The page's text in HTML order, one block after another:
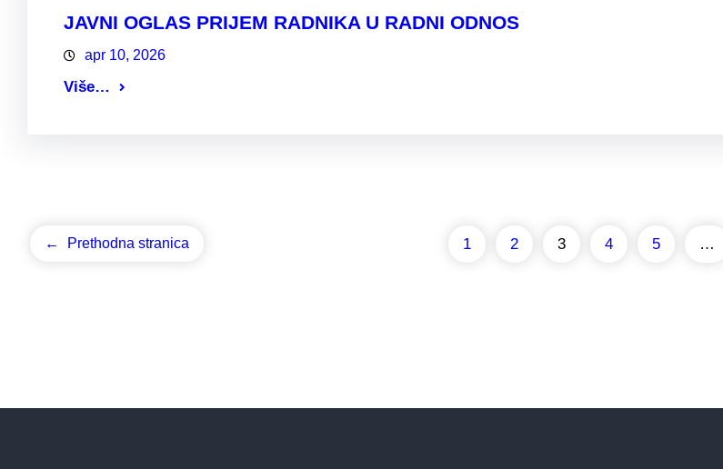
JAVNI OGLAS PRIJEM RADNIKA U RADNI ODNOS
apr 10, 2026
Više…
← Prethodna stranica 1 2 3 4 5 …